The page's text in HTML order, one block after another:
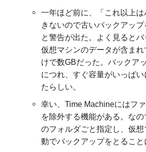
一年ほど前に、「これ以上
きないので古いバックアップ
と警告が出た。よく見ると
仮想マシンのデータが含ま
けで数GBだった。バックア
につれ、すぐ容量がいっぱ
たらしい。
幸い、Time Machineにはフ
を除外する機能がある。な
のフォルダごと指定し、仮
動でバックアップをとること